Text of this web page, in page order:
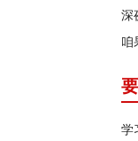
深
学